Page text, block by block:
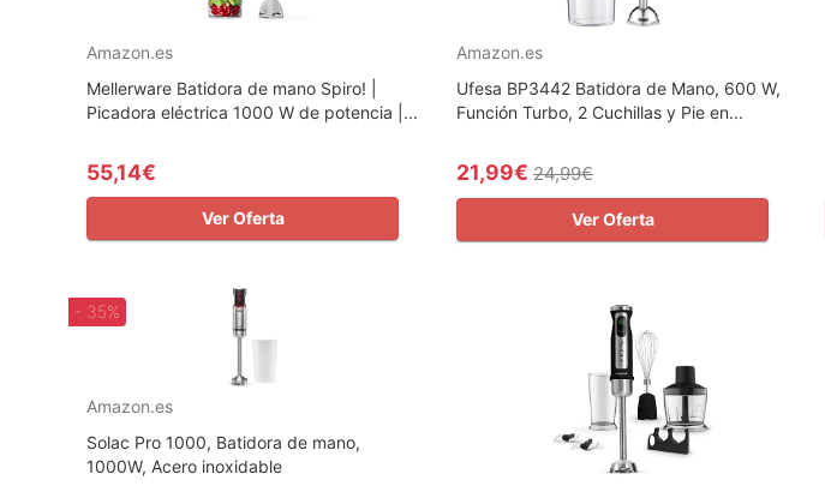
Amazon.es
Mellerware Batidora de mano Spiro! |
Picadora eléctrica 1000 W de potencia |...
55,14€
Ver Oferta
Amazon.es
Ufesa BP3442 Batidora de Mano, 600 W,
Función Turbo, 2 Cuchillas y Pie en...
21,99€ 24,99€
Ver Oferta
- 35%
Amazon.es
Solac Pro 1000, Batidora de mano,
1000W, Acero inoxidable